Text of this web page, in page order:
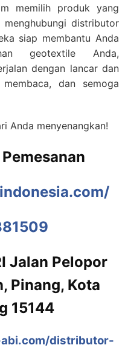
memilih produk yang
distributor
siap membantu Anda
geotextile Anda,
dengan lancar dan
dan semoga
Anda menyenangkan!
Jalan Pelopor
Pinang, Kota
15144
distributor-